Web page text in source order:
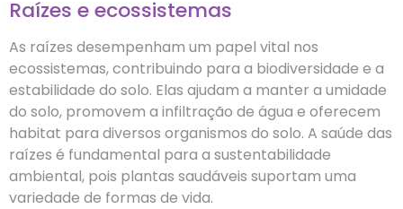
Raízes e ecossistemas
As raízes desempenham um papel vital nos
ecossistemas, contribuindo para a biodiversidade e a
estabilidade do solo. Elas ajudam a manter a umidade
do solo, promovem a infiltração de água e oferecem
habitat para diversos organismos do solo. A saúde das
raízes é fundamental para a sustentabilidade
ambiental, pois plantas saudáveis suportam uma
variedade de formas de vida.